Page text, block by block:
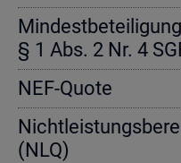
§ 1 Abs. 2 Nr. 4
NEF-Quote
(NLQ)